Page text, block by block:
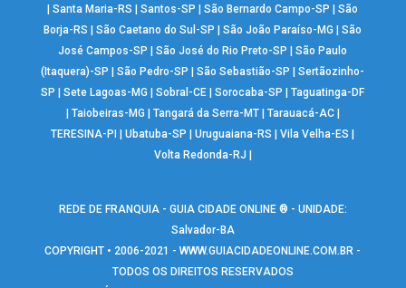
|Santa Maria-RS |Santos-SP |São Bernardo Campo-SP |São
Borja-RS
|São Caetano do Sul-SP |São João Paraíso-MG |São
José Campos-SP
|São José do Rio Preto-SP |São Paulo
(Itaquera)-SP
|São Pedro-SP |São Sebastião-SP |Sertãozinho-
SP
|Sete Lagoas-MG |Sobral-CE |Sorocaba-SP |Taguatinga-DF
Taiobeiras-MG Tangará da Serra-MT| Tarauacá-AC|
TERESINA-PI
|Ubatuba-SP |Uruguaiana-RS |Vila Velha-ES
Volta Redonda-RJ
REDE DE FRANQUIA - GUIA CIDADE ONLINE ® - UNIDADE:
Salvador-BA
COPYRIGHT • 2006-2021 -WWW.GUIACIDADEONLINE.COM.BR -
TODOS OS DIREITOS RESERVADOS